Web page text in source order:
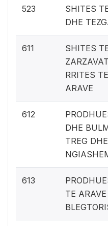
523
SHITES
DHE
611
SHITES
RRITES
ARAVE
612
DHE
TREG
613
TE